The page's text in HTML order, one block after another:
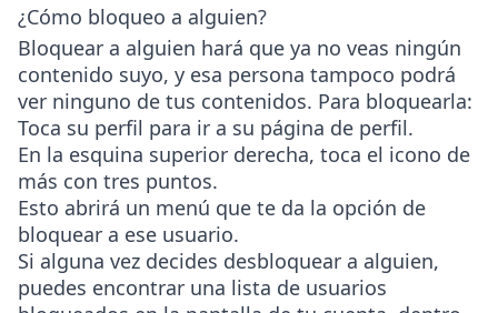
¿Cómo bloqueo a alguien?
Bloquear a alguien hará que ya no veas ningún
contenido suyo, y esa persona tampoco podrá
ver ninguno de tus contenidos. Para bloquearla:
Toca su perfil para ir a su página de perfil.
En la esquina superior derecha, toca el icono de
más con tres puntos.
Esto abrirá un menú que te da la opción de
bloquear a ese usuario.
Si alguna vez decides desbloquear a alguien,
puedes encontrar una lista de usuarios